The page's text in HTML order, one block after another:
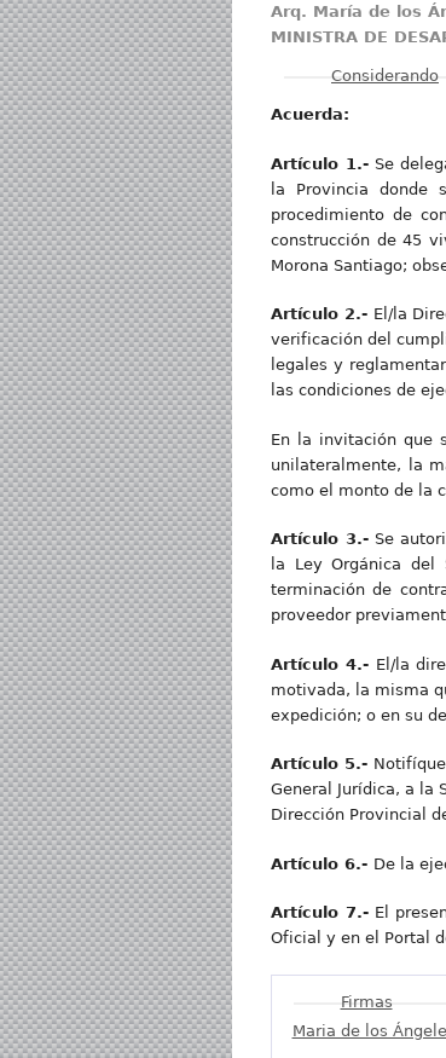
Arq. María de los
MINISTRA DE
Mostrar
Considerando
Acuerda:
Artículo 1.-Se
la Provincia
procedimiento de
construcción de 45
Morona Santiago;
Artículo 2.- El/la
verificación del
legales y
las condiciones de
En la invitación que
unilateralmente, la
como el monto de la
Artículo 3.-Se
la Ley Orgánica
terminación de
proveedor
Artículo 4.- El/la
motivada, la misma
expedición; o en su
Artículo 5.-
General Jurídica, a la
Dirección Provincial
Artículo 6.- De la
Artículo 7.- El
Oficial y en el Portal
Mostrar
Firmas
Maria de los